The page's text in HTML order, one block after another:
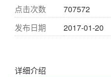
点击次数
707572
发布日期
2017-01-20
详细介绍